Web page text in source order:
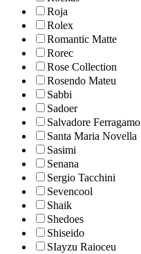
Roja
Rolex
Romantic Matte
Rorec
Rose Collection
Rosendo Mateu
Sabbi
Sadoer
Salvadore Ferragamo
Santa Maria Novella
Sasimi
Senana
Sergio Tacchini
Sevencool
Shaik
Shedoes
Shiseido
SIayzu Raioceu